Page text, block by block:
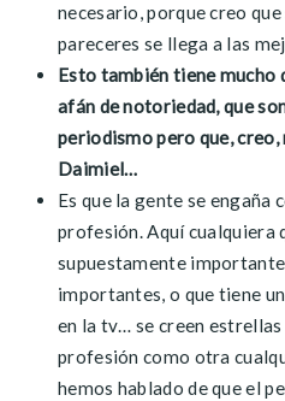
necesario, porque creo
pareceres se llega a las
Esto también tiene mucho
afán de notoriedad, que
periodismo pero que,
Daimiel…
Es que la gente se engaña
profesión. Aquí cualquiera
supuestamente
importantes, o que tiene
en la tv… se creen
profesión como otra
hemos hablado de que el